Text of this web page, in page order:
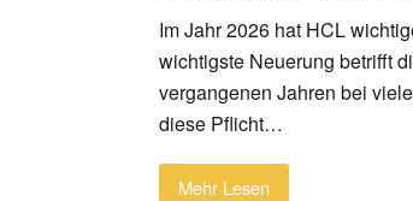
Im Jahr 2026 hat HCL
wichtigste Neuerung betrifft
vergangenen Jahren bei
diese Pflicht…
Mehr Lesen